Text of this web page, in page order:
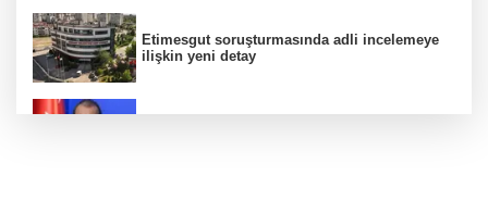
Etimesgut soruşturmasında adli incelemeye
ilişkin yeni detay